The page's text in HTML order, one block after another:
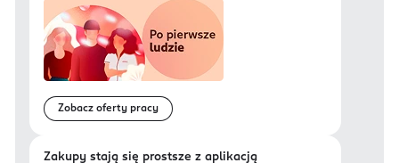
Zobacz oferty pracy
Zakupy stają się prostsze z aplikacją